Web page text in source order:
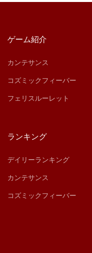
ゲーム紹介
カンテサンス
コズミックフィーバー
フェリスルーレット
ランキング
デイリーランキング
カンテサンス
コズミックフィーバー